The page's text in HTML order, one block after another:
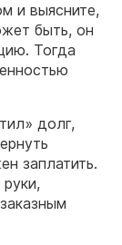
и выясните,
быть, он
Тогда
долг,
заплатить.